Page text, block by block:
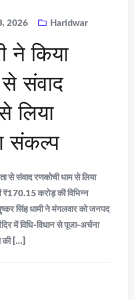
2026 Haridwar
ने किया
से संवाद
लिया
संकल्प
से संवाद रणकोची धाम से लिया
करोड़ की विभिन्न
सिंह धामी ने मंगलवार को जनपद
में विधि-विधान से पूजा-अर्चना
की [...]